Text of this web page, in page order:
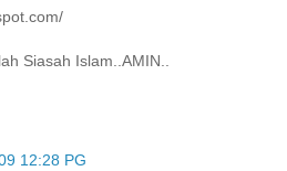
Siasah Islam..AMIN..
12:28 PG